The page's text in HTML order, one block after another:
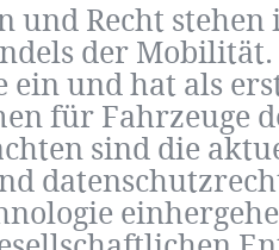
und Recht
der
und hat als
für Fahrzeuge
sind die